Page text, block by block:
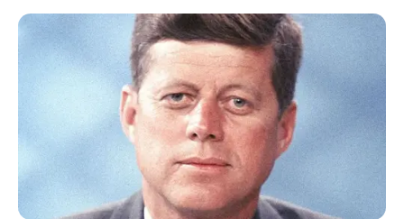
TECHNICAL RESEARCH DIVISION
SPEEDO SCIENCE
Comprehensive database for automotive engineering,
aerospace physics, and high-velocity performance logs.